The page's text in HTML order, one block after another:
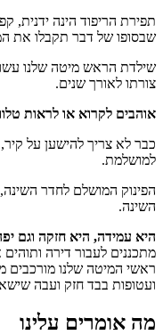
תפירת הריפוד הינה ידנית,
שבסופו של דבר תקבלו את
שילדת הראש מיטה שלנו
צורתו לאורך שנים.
אוהבים לקרוא או לראות
כבר לא צריך להישען על
למושלמת.
הפינוק המושלם לחדר
השינה.
היא עמידה, היא חזקה וגם
מתכננים לעבור דירה
ראשי המיטה שלנו מורכבים
ועטופות בבד חזק ועבה
מה אומרים עלינו